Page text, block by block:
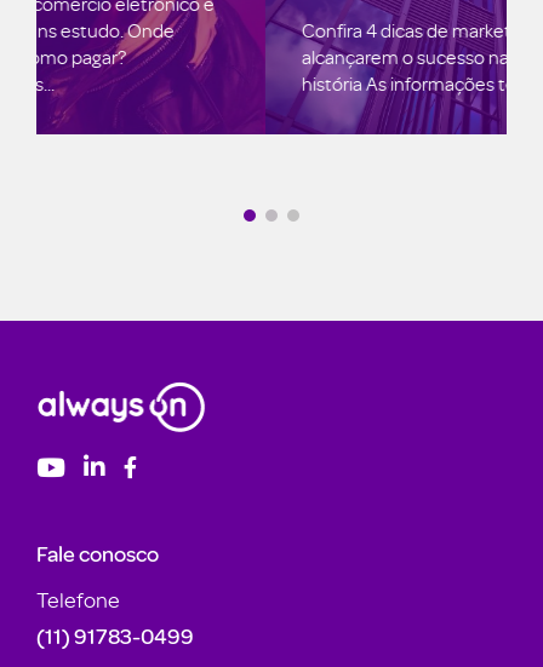
Confira 4 dicas de marketing para B2B
alcançarem o sucesso nas vendas! Conte uma
história As informações técnicas devem ser...
Fale conosco
Telefone
(11) 91783-0499